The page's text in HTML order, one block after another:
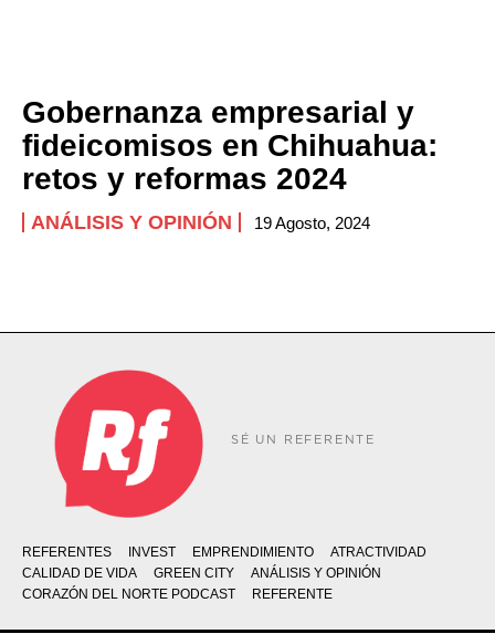
Gobernanza empresarial y
fideicomisos en Chihuahua:
retos y reformas 2024
ANÁLISIS Y OPINIÓN 19 Agosto, 2024
SÉ UN REFERENTE
REFERENTES INVEST EMPRENDIMIENTO
ATRACTIVIDAD
CALIDAD DE VIDA
GREEN CITY
ANÁLISIS Y OPINIÓN
CORAZÓN DEL NORTE PODCAST
REFERENTE